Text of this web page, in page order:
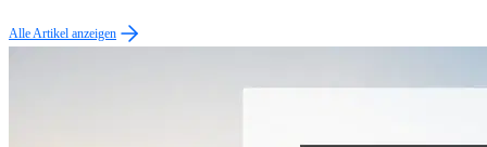
Alle Artikel anzeigen